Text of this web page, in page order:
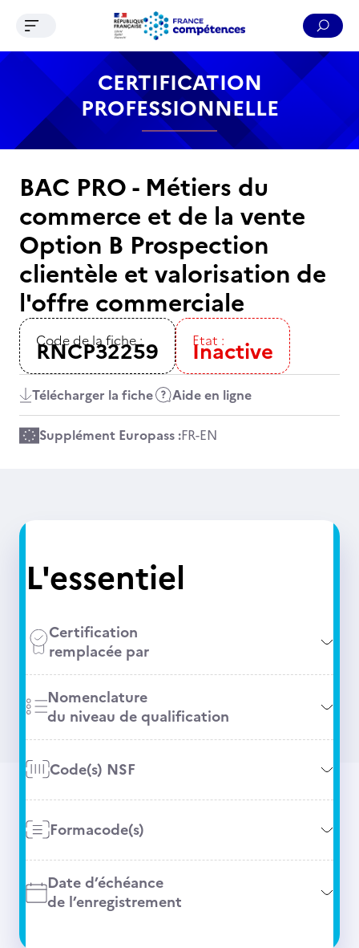
Contenu Recherche Menu Pied de page
Ouvrir le menu de navigation
CERTIFICATION
PROFESSIONNELLE
BAC PRO - Métiers du
commerce et de la vente
Option B Prospection
clientèle et valorisation de
l'offre commerciale
Code de la fiche :
RNCP32259 Etat :
Inactive
Télécharger la fiche Aide en ligne
Supplément Europass :FR-EN
L'essentiel
Certification
remplacée par
Nomenclature
du niveau de qualification
Code(s) NSF
Formacode(s)
Date d’échéance
de l’enregistrement